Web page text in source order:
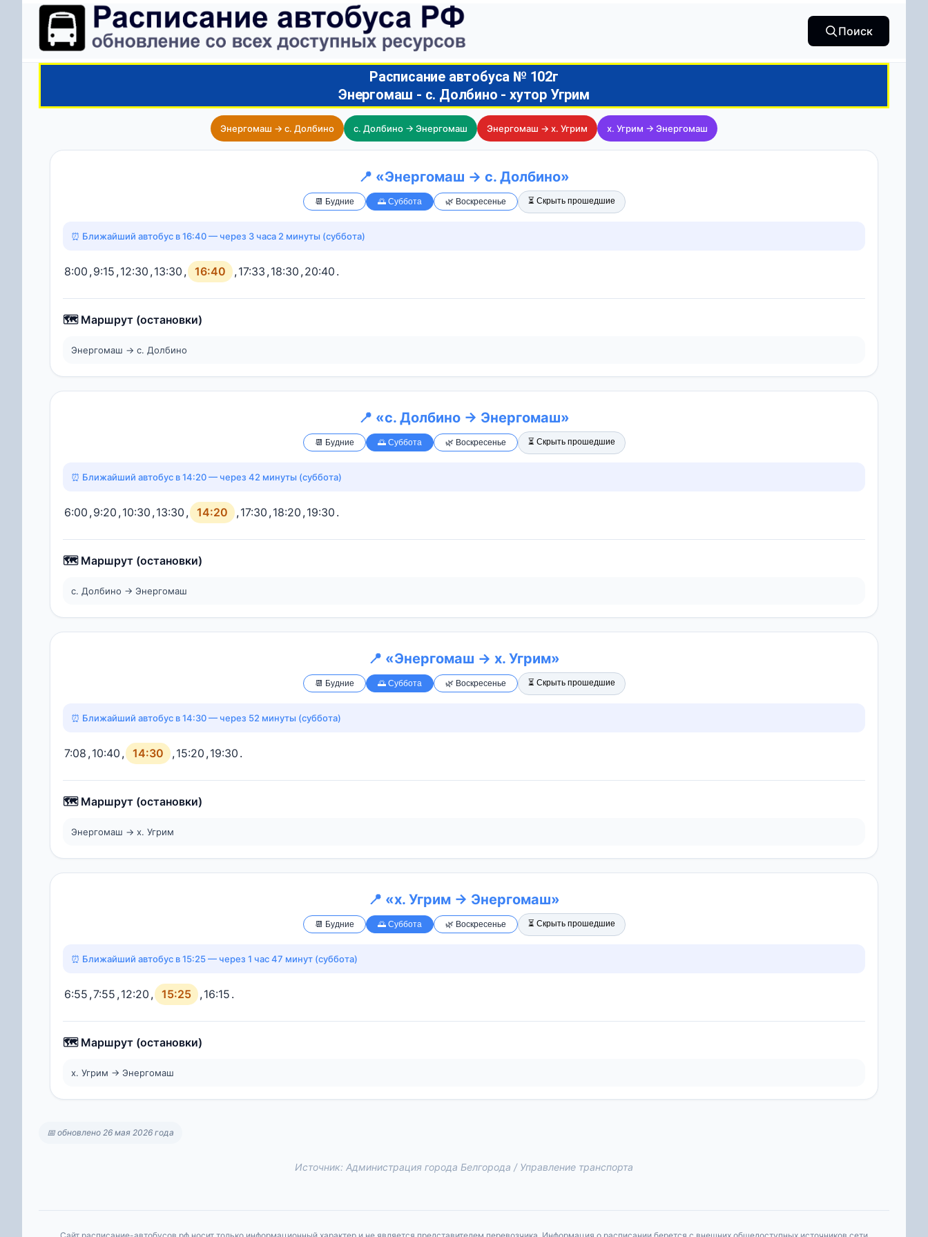
Поиск
Расписание автобуса № 102г
Энергомаш - с. Долбино - хутор Угрим
Энергомаш → с. Долбино с. Долбино → Энергомаш Энергомаш → х. Угрим х. Угрим → Энергомаш
📍 «Энергомаш → с. Долбино»
📆 Будние 🌅 Суббота 🌿 Воскресенье ⏳ Скрыть прошедшие
⏰ Ближайший автобус в 16:40 — через 3 часа 2 минуты (суббота)
8:00 ,9:15 ,12:30 ,13:30 , 16:40 ,17:33 ,18:30 ,20:40 .
🗺️ Маршрут (остановки)
Энергомаш → с. Долбино
📍 «с. Долбино → Энергомаш»
📆 Будние 🌅 Суббота 🌿 Воскресенье ⏳ Скрыть прошедшие
⏰ Ближайший автобус в 14:20 — через 42 минуты (суббота)
6:00 ,9:20 ,10:30 ,13:30 , 14:20 ,17:30 ,18:20 ,19:30 .
🗺️ Маршрут (остановки)
с. Долбино → Энергомаш
📍 «Энергомаш → х. Угрим»
📆 Будние 🌅 Суббота 🌿 Воскресенье ⏳ Скрыть прошедшие
⏰ Ближайший автобус в 14:30 — через 52 минуты (суббота)
7:08 ,10:40 , 14:30 ,15:20 ,19:30 .
🗺️ Маршрут (остановки)
Энергомаш → х. Угрим
📍 «х. Угрим → Энергомаш»
📆 Будние 🌅 Суббота 🌿 Воскресенье ⏳ Скрыть прошедшие
⏰ Ближайший автобус в 15:25 — через 1 час 47 минут (суббота)
6:55 ,7:55 ,12:20 , 15:25 ,16:15 .
🗺️ Маршрут (остановки)
х. Угрим → Энергомаш
📅 обновлено 26 мая 2026 года
Источник: Администрация города Белгорода / Управление транспорта